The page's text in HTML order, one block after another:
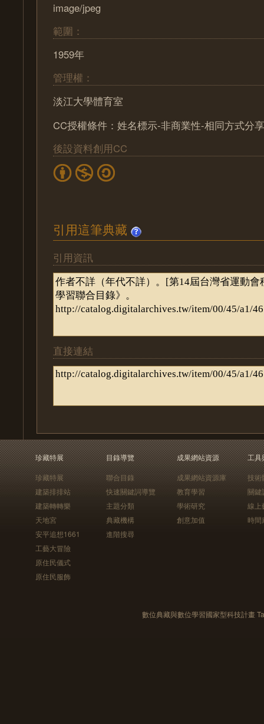
image/jpeg
範圍：
1959年
管理權：
淡江大學體育室
CC授權條件：姓名標示-非商業性-相同方式分
後設資料創用CC
引用這筆典藏
引用資訊
直接連結
珍藏特展
珍藏特展
建築排排站
建築轉轉樂
天地宮
安平追想1661
工藝大冒險
原住民儀式
原住民服飾
目錄導覽
聯合目錄
快速關鍵詞導覽
主題分類
典藏機構
進階搜尋
成果網站資源
成果網站資源庫
教育學習
學術研究
創意加值
工具
技術
關鍵
線上
時間
數位典藏與數位學習國家型科技計畫